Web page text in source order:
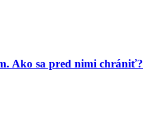
Ako sa pred nimi chrániť?